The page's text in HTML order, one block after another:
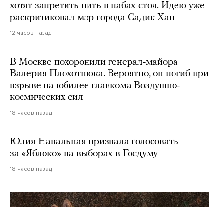
хотят запретить пить в пабах стоя. Идею уже
раскритиковал мэр города Садик Хан
12 часов назад
В Москве похоронили генерал-майора
Валерия Плохотнюка. Вероятно, он погиб при
взрыве на юбилее главкома Воздушно-
космических сил
18 часов назад
Юлия Навальная призвала голосовать
за «Яблоко» на выборах в Госдуму
18 часов назад